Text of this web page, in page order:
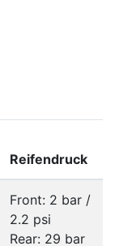
Reifendruck
Front: 2 bar /
2.2 psi
Rear: 29 bar